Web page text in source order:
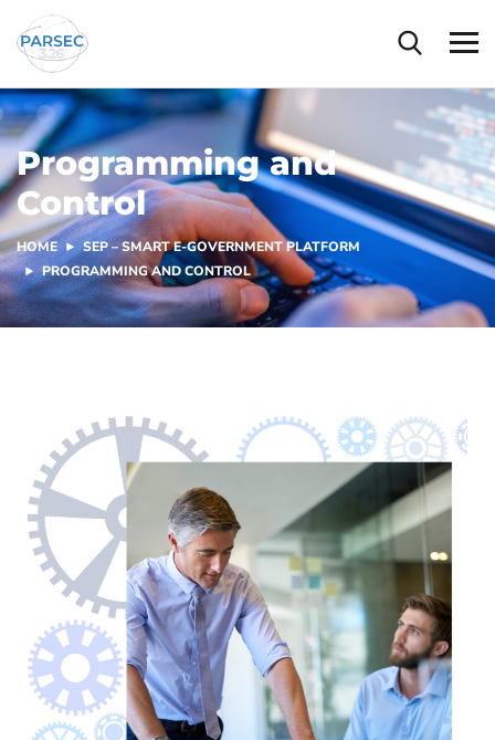
Programming and
Control
HOME
SEP – SMART E-GOVERNMENT PLATFORM
PROGRAMMING AND CONTROL